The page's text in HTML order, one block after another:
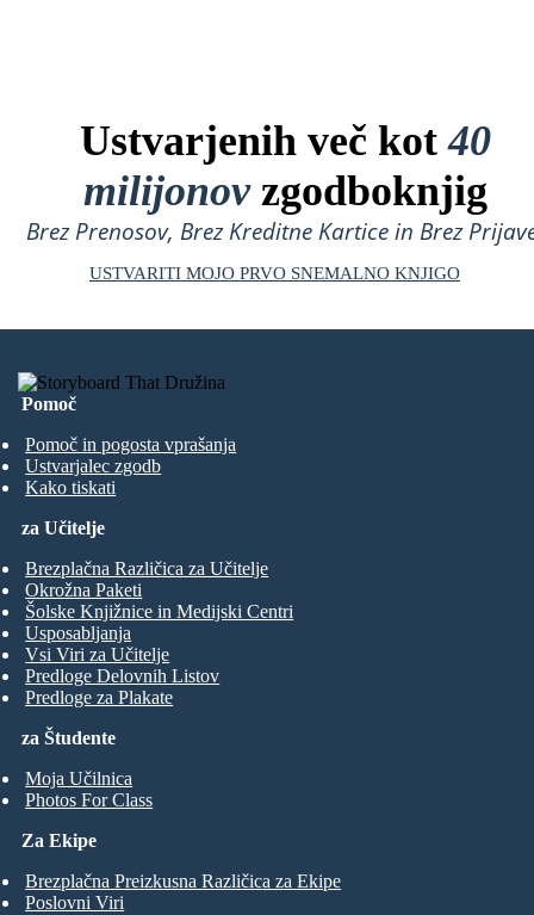
Ustvarjenih več kot40
milijonovzgodboknjig
Brez Prenosov, Brez Kreditne Kartice in Brez
USTVARITI MOJO PRVO SNEMALNO KNJIGO
Pomoč
Pomoč in pogosta vprašanja
Ustvarjalec zgodb
Kako tiskati
za Študente
Moja Učilnica
Photos For Class
za Učitelje
Brezplačna Različica za Učitelje
Okrožna Paketi
Šolske Knjižnice in Medijski Centri
Usposabljanja
Vsi Viri za Učitelje
Predloge Delovnih Listov
Predloge za Plakate
Za Ekipe
Brezplačna Preizkusna Različica za Ekipe
Poslovni Viri